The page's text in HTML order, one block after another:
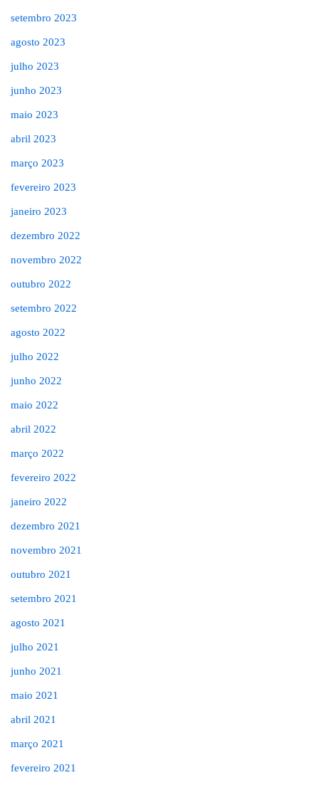
setembro 2023
agosto 2023
julho 2023
junho 2023
maio 2023
abril 2023
março 2023
fevereiro 2023
janeiro 2023
dezembro 2022
novembro 2022
outubro 2022
setembro 2022
agosto 2022
julho 2022
junho 2022
maio 2022
abril 2022
março 2022
fevereiro 2022
janeiro 2022
dezembro 2021
novembro 2021
outubro 2021
setembro 2021
agosto 2021
julho 2021
junho 2021
maio 2021
abril 2021
março 2021
fevereiro 2021